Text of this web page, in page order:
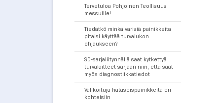
Tervetuloa Pohjoinen Teollisuus
messuille!
Tiedätkö minkä värisiä painikkeita
pitäisi käyttää turvalukon
ohjaukseen?
SD-sarjaliitynnällä saat kytkettyä
turvalaitteet sarjaan niin, että saat
myös diagnostiikkatiedot
Valikoituja hätäseispainikkeita eri
kohteisiin